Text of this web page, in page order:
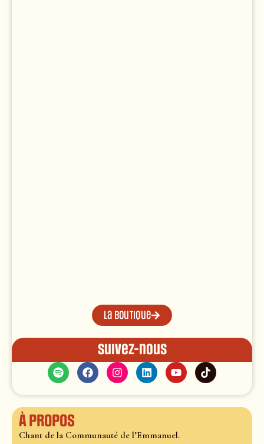
La boutique
Suivez-nous
À propos
Chant de la Communauté de l’Emmanuel.